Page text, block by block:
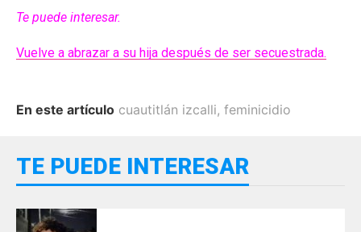
Te puede interesar.
Vuelve a abrazar a su hija después de ser secuestrada.
En este artículo cuautitlán izcalli, feminicidio
TE PUEDE INTERESAR